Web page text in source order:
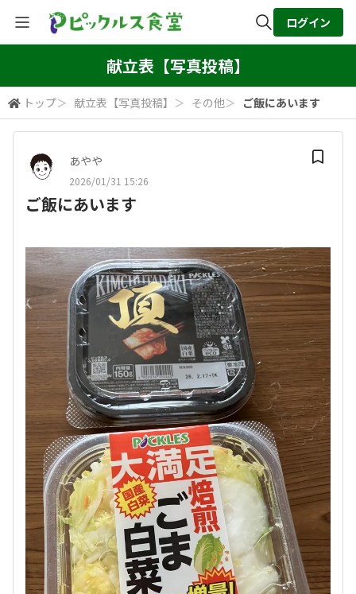
検索
ログイン
献立表【写真投稿】
トップ＞ 献立表【写真投稿】 ＞ その他＞ ご飯にあいます
あやや
2026/01/31 15:26
ご飯にあいます